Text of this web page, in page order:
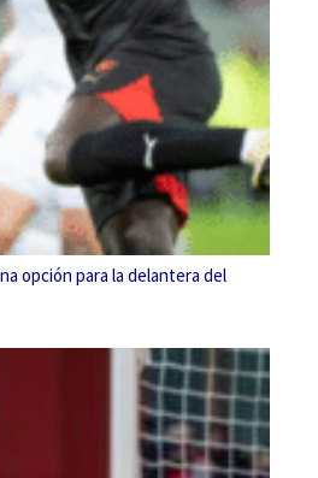
opción para la delantera del